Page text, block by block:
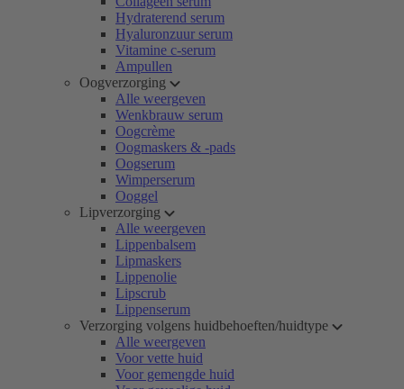
Hydraterend serum
Hyaluronzuur serum
Vitamine c-serum
Ampullen
Oogverzorging
Alle weergeven
Wenkbrauw serum
Oogcrème
Oogmaskers & -pads
Oogserum
Wimperserum
Ooggel
Lipverzorging
Alle weergeven
Lippenbalsem
Lipmaskers
Lippenolie
Lipscrub
Lippenserum
Verzorging volgens huidbehoeften/huidtype
Alle weergeven
Voor vette huid
Voor gemengde huid